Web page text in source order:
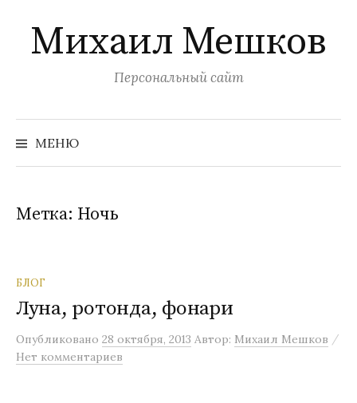
содержимому
Михаил Мешков
Персональный сайт
МЕНЮ
Найти:
Метка: Ночь
БЛОГ
Луна, ротонда, фонари
Опубликовано 28 октября, 2013 Автор: Михаил Мешков /
Нет комментариев